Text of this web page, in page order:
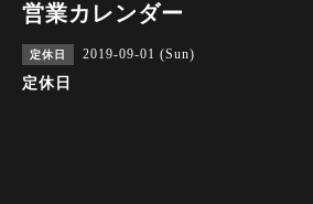
営業カレンダー
定休日 2019-09-01 (Sun)
定休日